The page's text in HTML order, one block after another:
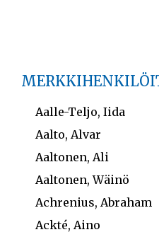
Aalle-Teljo, Iida
Aalto, Alvar
Aaltonen, Ali
Aaltonen, Wäinö
Achrenius, Abraham
Ackté, Aino